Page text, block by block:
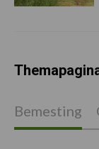
Bemesting